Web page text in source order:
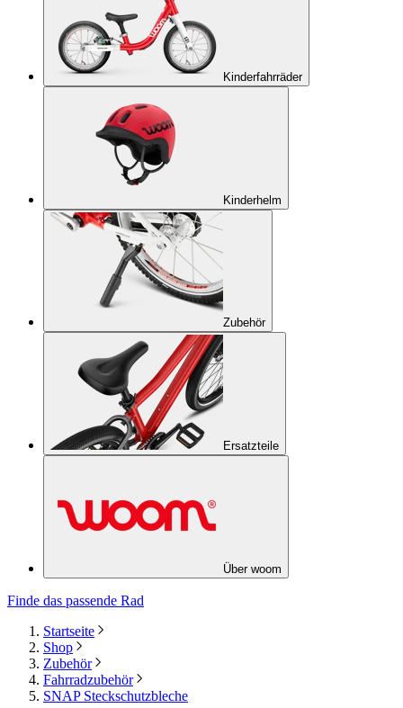
Kinderfahrräder
Kinderhelm
Zubehör
Ersatzteile
Über woom
Finde das passende Rad
Startseite
Shop
Zubehör
Fahrradzubehör
SNAP Steckschutzbleche